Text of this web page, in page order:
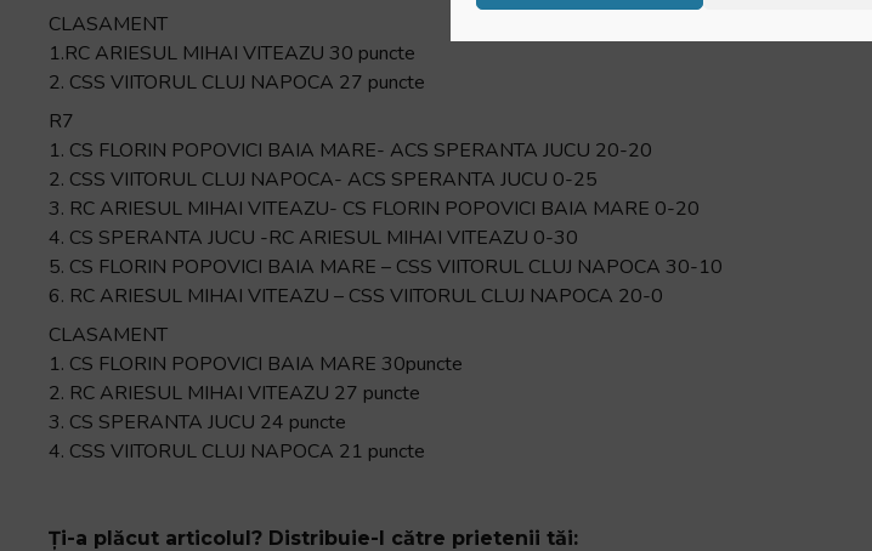
CLASAMENT
1.RC ARIESUL MIHAI VITEAZU 30 puncte
2. CSS VIITORUL CLUJ NAPOCA 27 puncte
R7
1. CS FLORIN POPOVICI BAIA MARE- ACS SPERANTA JUCU 20-20
2. CSS VIITORUL CLUJ NAPOCA- ACS SPERANTA JUCU 0-25
3. RC ARIESUL MIHAI VITEAZU- CS FLORIN POPOVICI BAIA MARE 0-20
4. CS SPERANTA JUCU -RC ARIESUL MIHAI VITEAZU 0-30
5. CS FLORIN POPOVICI BAIA MARE – CSS VIITORUL CLUJ NAPOCA 30-10
6. RC ARIESUL MIHAI VITEAZU – CSS VIITORUL CLUJ NAPOCA 20-0
CLASAMENT
1. CS FLORIN POPOVICI BAIA MARE 30puncte
2. RC ARIESUL MIHAI VITEAZU 27 puncte
3. CS SPERANTA JUCU 24 puncte
4. CSS VIITORUL CLUJ NAPOCA 21 puncte
Ți-a plăcut articolul? Distribuie-l către prietenii tăi: